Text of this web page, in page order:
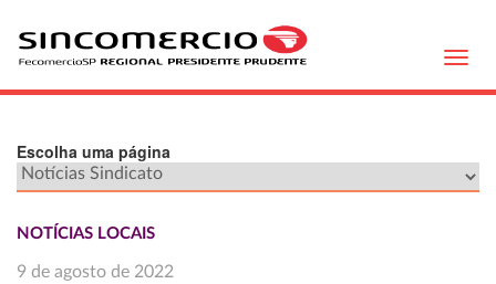
Escolha uma página
NOTÍCIAS LOCAIS
9 de agosto de 2022